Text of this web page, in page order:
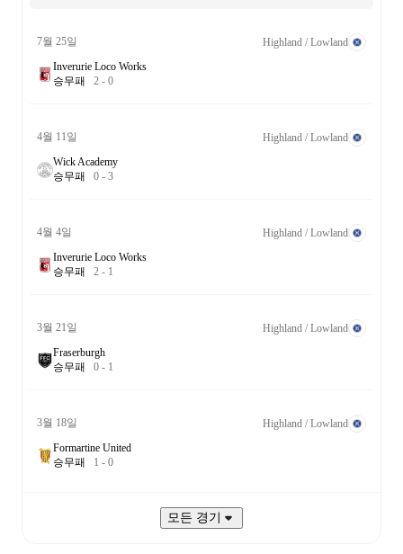
7월 25일
Highland / Lowland
Inverurie Loco Works
승무패 2 - 0
4월 11일
Highland / Lowland
Wick Academy
승무패 0 - 3
4월 4일
Highland / Lowland
Inverurie Loco Works
승무패 2 - 1
3월 21일
Highland / Lowland
Fraserburgh
승무패 0 - 1
3월 18일
Highland / Lowland
Formartine United
승무패 1 - 0
모든 경기